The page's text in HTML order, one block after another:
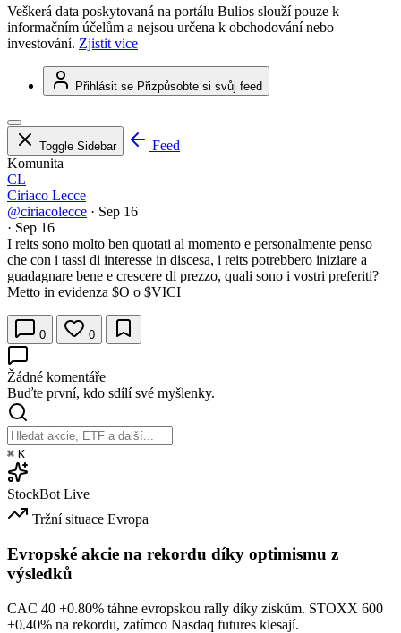
Veškerá data poskytovaná na portálu Bulios slouží pouze k
informačním účelům a nejsou určena k obchodování nebo
investování. Zjistit více
Přihlásit se Přizpůsobte si svůj feed
Toggle Sidebar
Feed
Komunita
CL
Ciriaco Lecce
@ciriacolecce · Sep 16
· Sep 16
I reits sono molto ben quotati al momento e personalmente penso
che con i tassi di interesse in discesa, i reits potrebbero iniziare a
guadagnare bene e crescere di prezzo, quali sono i vostri preferiti?
Metto in evidenza $O o $VICI
0 0
Žádné komentáře
Buďte první, kdo sdílí své myšlenky.
⌘ K
StockBot Live
Tržní situace Evropa
Evropské akcie na rekordu díky optimismu z
výsledků
CAC 40 +0.80% táhne evropskou rally díky ziskům. STOXX 600
+0.40% na rekordu, zatímco Nasdaq futures klesají.